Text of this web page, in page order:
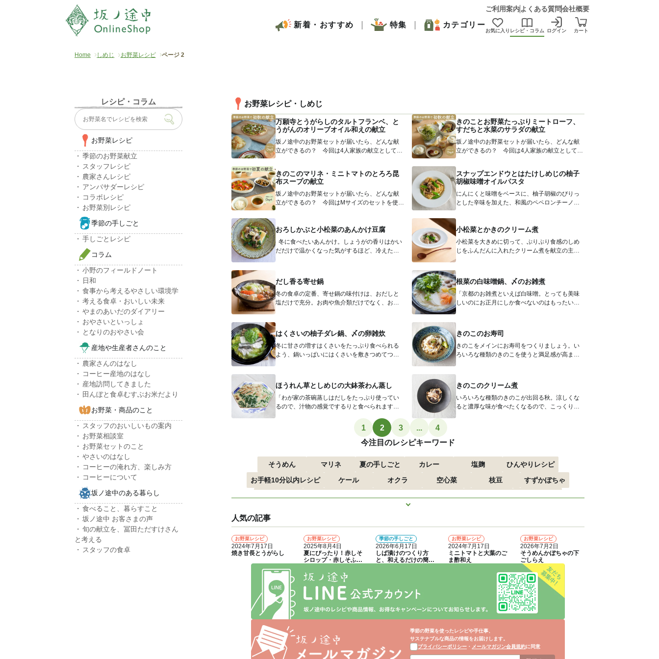
ご利用案内 よくある質問会社概要
新着・おすすめ 特集 カテゴリー
お気に入り レシピ・コラム ログイン カート
Home しめじ お野菜レシピ ページ 2
お野菜レシピ・しめじ
万願寺とうがらしのタルトフランベ、と
うがんのオリーブオイル和えの献立
坂ノ途中のお野菜セットが届いたら、どんな献
立ができるの？ 今回は4人家族の献立として、
きのことお野菜たっぷりミートローフ、
すだちと水菜のサラダの献立
坂ノ途中のお野菜セットが届いたら、どんな献
立ができるの？ 今回は4人家族の献立として、
きのこのマリネ・ミニトマトのとろろ昆
布スープの献立
坂ノ途中のお野菜セットが届いたら、どんな献
立ができるの？ 今回はMサイズのセットを使っ
スナップエンドウとはたけしめじの柚子
胡椒味噌オイルパスタ
にんにくと味噌をベースに、柚子胡椒のぴりっ
とした辛味を加えた、和風のペペロンチーノ。
おろしかぶと小松菜のあんかけ豆腐
冬に食べたいあんかけ。しょうがの香りはかい
だだけで温かくなった気がするほど、冷えた身
小松菜とかきのクリーム煮
小松菜を大きめに切って、ぷりぷり食感のしめ
じをふんだんに入れたクリーム煮を献立の主役
だし香る寄せ鍋
冬の食卓の定番、寄せ鍋の味付けは、おだしと
塩だけで充分。お肉や魚介類だけでなく、お野
根菜の白味噌鍋、〆のお雑煮
「京都のお雑煮といえば白味噌。とっても美味
しいのにお正月にしか食べないのはもったいな
はくさいの柚子ダレ鍋、〆の卵雑炊
冬に甘さの増すはくさいをたっぷり食べられる
よう、鍋いっぱいにはくさいを敷きつめてつく
きのこのお寿司
きのこをメインにお寿司をつくりましょう。い
ろいろな種類のきのこを使うと満足感が高まり
ほうれん草としめじの大鉢茶わん蒸し
「わが家の茶碗蒸しはだしをたっぷり使ってい
るので、汁物の感覚でするりと食べられます」
きのこのクリーム煮
いろいろな種類のきのこが出回る秋。涼しくな
ると濃厚な味が食べたくなるので、こっくりし
1 2 3 ...
4
今注目のレシピキーワード
そうめん マリネ 夏の手しごと カレー 塩麹
ひんやりレシピ
お手軽10分以内レシピ
ケール オクラ 空心菜 枝豆
すずかぼちゃ
もっと見る
人気の記事
1
お野菜レシピ
2024年7月17日
焼き甘長とうがらし
2
お野菜レシピ
2025年8月4日
夏にぴったり！赤しそ
シロップ・赤しそふり
3
季節の手しごと
2026年6月17日
しば漬けのつくり方
と、和えるだけの簡単
4
お野菜レシピ
2024年7月17日
ミニトマトと大葉のご
ま酢和え
5
お野菜レシピ
2026年7月2日
そうめんかぼちゃの下
ごしらえ
季節の野菜を使ったレシピや手仕事、
サステナブルな商品の情報をお届けします。
プライバシーポリシー ・ メールマガジン会員規約に同意
レシピ・コラム
お野菜レシピ
季節のお野菜献立
スタッフレシピ
農家さんレシピ
アンバサダーレシピ
コラボレシピ
お野菜別レシピ
季節の手しごと
手しごとレシピ
コラム
小野のフィールドノート
日和
食事から考えるやさしい環境学
考える食卓・おいしい未来
やまのあいだのダイアリー
おやさいといっしょ
となりのおやさい会
産地や生産者さんのこと
農家さんのはなし
コーヒー産地のはなし
産地訪問してきました
田んぼと食卓むすぶお米だより
お野菜・商品のこと
スタッフのおいしいもの案内
お野菜相談室
お野菜セットのこと
やさいのはなし
コーヒーの淹れ方、楽しみ方
コーヒーについて
坂ノ途中のある暮らし
食べること、暮らすこと
坂ノ途中 お客さまの声
旬の献立を、冨田ただすけさん
と考える
スタッフの食卓